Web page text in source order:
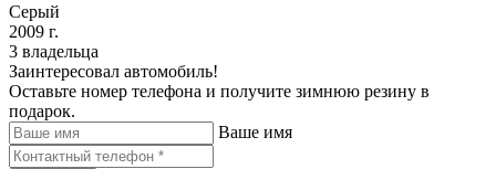
Серый
2009 г.
3 владельца
Заинтересовал автомобиль!
Оставьте номер телефона и получите зимнюю резину в
подарок.
Ваше имя